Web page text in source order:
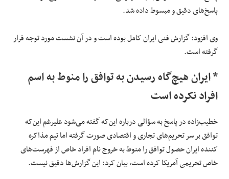
پاسخ‌های دقیق و مبسوط داده شد.
وی افزود: گزارش فنی ایران کامل بوده است و در آن نشست مورد توجه قرار
گرفته است.
* ایران هیچ‌گاه رسیدن به توافق را منوط به اسم
افراد نکرده است
خطیب‌زاده در پاسخ به سؤالی درباره این‌که گفته می‌شود علیرغم این‌که
توافق بر سر تحریم‌های تجاری و اقتصادی صورت گرفته اما تیم مذاکره
کننده ایران حصول توافق را منوط به خروج نام افراد خاص از فهرست‌های
خاص تحریمی آمریکا کرده است، بیان کرد: این گزارش‌ها دقیق نیست.